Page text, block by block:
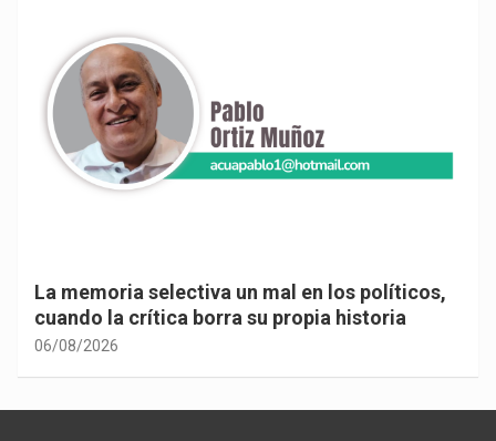
La memoria selectiva un mal en los políticos,
cuando la crítica borra su propia historia
06/08/2026